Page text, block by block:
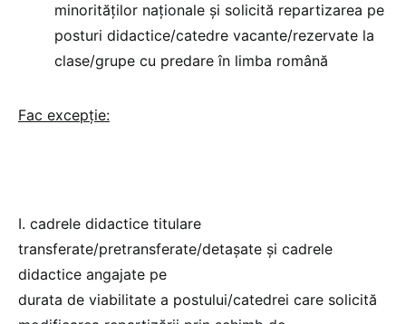
minorităților naționale și solicită repartizarea pe
posturi didactice/catedre vacante/rezervate la
clase/grupe cu predare în limba română
Fac excepție:
I. cadrele didactice titulare
transferate/pretransferate/detașate și cadrele
didactice angajate pe
durata de viabilitate a postului/catedrei care solicită